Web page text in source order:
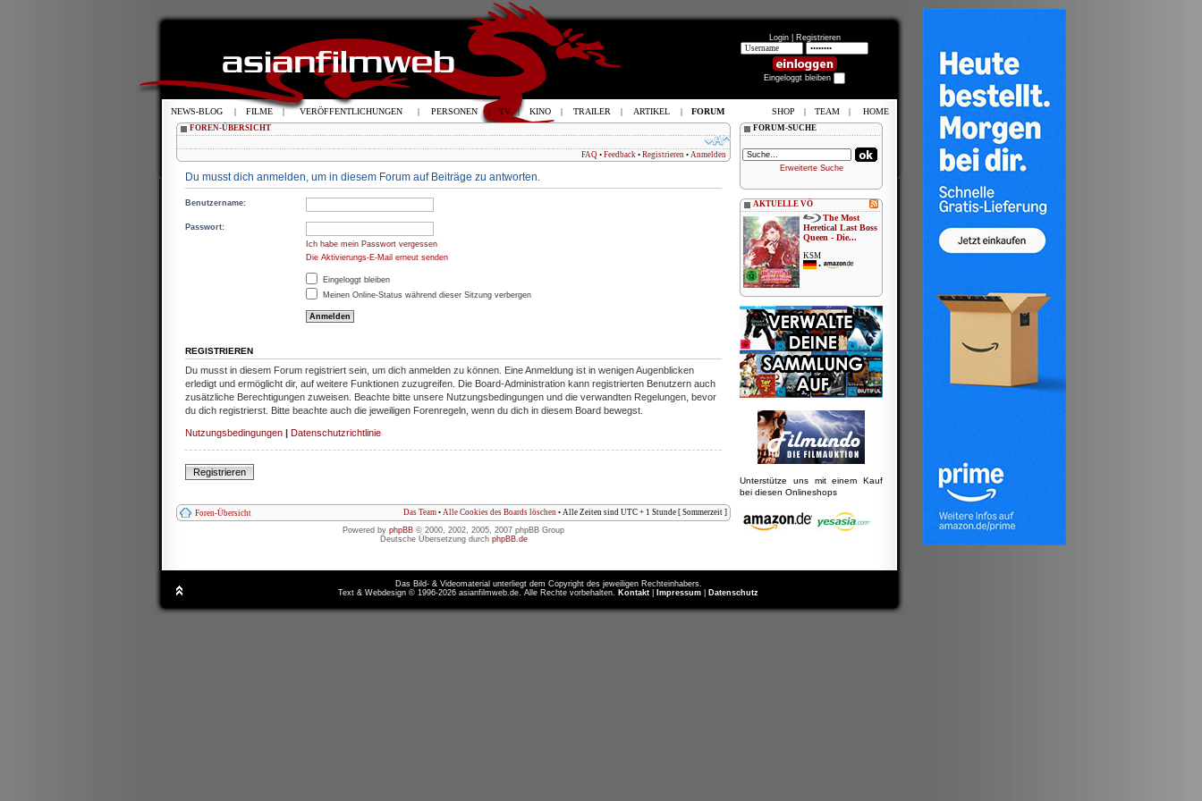
Login | Registrieren
Eingeloggt bleiben
FOREN-ÜBERSICHT
FAQ • Feedback • Registrieren • Anmelden
Du musst dich anmelden, um in diesem Forum auf Beiträge zu antworten.
Benutzername:
Passwort:
Ich habe mein Passwort vergessen
Die Aktivierungs-E-Mail erneut senden
Eingeloggt bleiben
Meinen Online-Status während dieser Sitzung verbergen
REGISTRIEREN
Du musst in diesem Forum registriert sein, um dich anmelden zu können. Eine Anmeldung ist in wenigen Augenblicken
erledigt und ermöglicht dir, auf weitere Funktionen zuzugreifen. Die Board-Administration kann registrierten Benutzern auch
zusätzliche Berechtigungen zuweisen. Beachte bitte unsere Nutzungsbedingungen und die verwandten Regelungen, bevor
du dich registrierst. Bitte beachte auch die jeweiligen Forenregeln, wenn du dich in diesem Board bewegst.
Nutzungsbedingungen Datenschutzrichtlinie
Registrieren
Foren-Übersicht Das Team • Alle Cookies des Boards löschen • Alle Zeiten sind UTC + 1 Stunde [ Sommerzeit ]
Powered by phpBB © 2000, 2002, 2005, 2007 phpBB Group
Deutsche Übersetzung durch phpBB.de
FORUM-SUCHE
Erweiterte Suche
AKTUELLE VÖ
The Most
Heretical Last Boss
Queen - Die...
KSM
•
Unterstütze uns mit einem Kauf
bei diesen Onlineshops
Das Bild- & Videomaterial unterliegt dem Copyright des jeweiligen Rechteinhabers.
Text & Webdesign © 1996-2026 asianfilmweb.de. Alle Rechte vorbehalten. Kontakt Impressum Datenschutz
NEWS-BLOG | FILME | VERÖFFENTLICHUNGEN | PERSONEN | TV | KINO | TRAILER | ARTIKEL | FORUM SHOP | TEAM | HOME